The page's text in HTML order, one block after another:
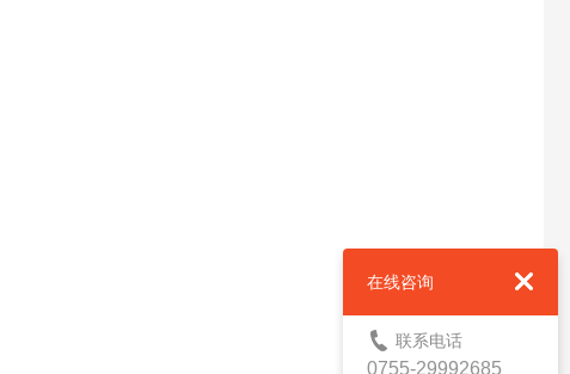
在线咨询
联系电话
0755-29992685